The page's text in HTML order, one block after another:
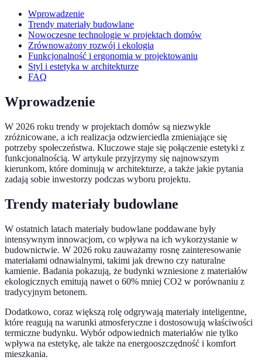
Wprowadzenie
Trendy materiały budowlane
Nowoczesne technologie w projektach domów
Zrównoważony rozwój i ekologia
Funkcjonalność i ergonomia w projektowaniu
Styl i estetyka w architekturze
FAQ
Wprowadzenie
W 2026 roku trendy w projektach domów są niezwykle
zróżnicowane, a ich realizacja odzwierciedla zmieniające się
potrzeby społeczeństwa. Kluczowe staje się połączenie estetyki z
funkcjonalnością. W artykule przyjrzymy się najnowszym
kierunkom, które dominują w architekturze, a także jakie pytania
zadają sobie inwestorzy podczas wyboru projektu.
Trendy materiały budowlane
W ostatnich latach materiały budowlane poddawane były
intensywnym innowacjom, co wpływa na ich wykorzystanie w
budownictwie. W 2026 roku zauważamy rosnę zainteresowanie
materiałami odnawialnymi, takimi jak drewno czy naturalne
kamienie. Badania pokazują, że budynki wzniesione z materiałów
ekologicznych emitują nawet o 60% mniej CO2 w porównaniu z
tradycyjnym betonem.
Dodatkowo, coraz większą rolę odgrywają materiały inteligentne,
które reagują na warunki atmosferyczne i dostosowują właściwości
termiczne budynku. Wybór odpowiednich materiałów nie tylko
wpływa na estetykę, ale także na energooszczędność i komfort
mieszkania.